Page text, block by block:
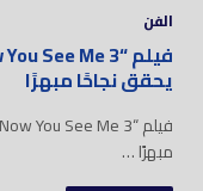
الفن
يحقق نجاحًا مبهرًا
مبهرًا …